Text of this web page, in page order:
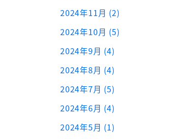
2024年11月 (2)
2024年10月 (5)
2024年9月 (4)
2024年8月 (4)
2024年7月 (5)
2024年6月 (4)
2024年5月 (1)